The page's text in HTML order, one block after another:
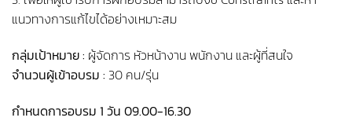
แนวทางการแก้ไขได้อย่างเหมาะสม
กลุ่มเป้าหมาย : ผู้จัดการ หัวหน้างาน พนักงาน และผู้ที่สนใจ
จำนวนผู้เข้าอบรม : 30 คน/รุ่น
กำหนดการอบรม 1 วัน 09.00-16.30